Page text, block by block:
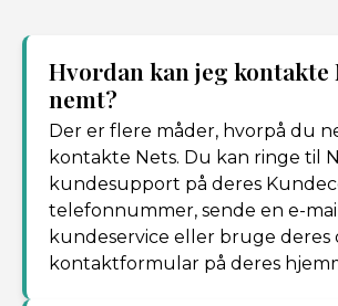
Hvordan kan jeg kontakte
nemt?
Der er flere måder, hvorpå du
kontakte Nets. Du kan ringe til
kundesupport på deres
telefonnummer, sende en e-
kundeservice eller bruge deres
kontaktformular på deres